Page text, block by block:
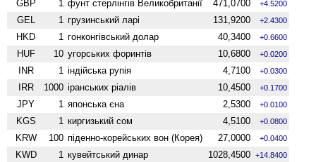
GBP 1 фунт стерлінгів Велико­британії 471,0700 +4.5200
GEL 1 грузинський ларі 131,9200 +2.4300
HKD 1 гонконгівський долар 40,3400 +0.6600
HUF 10 угорських форинтів 10,6800 +0.0200
INR 1 індійська рупія 4,7100 +0.0300
IRR 1000 іранських ріалів 10,4500 +0.1700
JPY 1 японська єна 2,5300 +0.0100
KGS 1 киргизький сом 4,5100 +0.0800
KRW 100 піденно-корейських вон (Корея) 27,0000 +0.0400
KWD 1 кувейтський динар 1028,4500 +14.8400